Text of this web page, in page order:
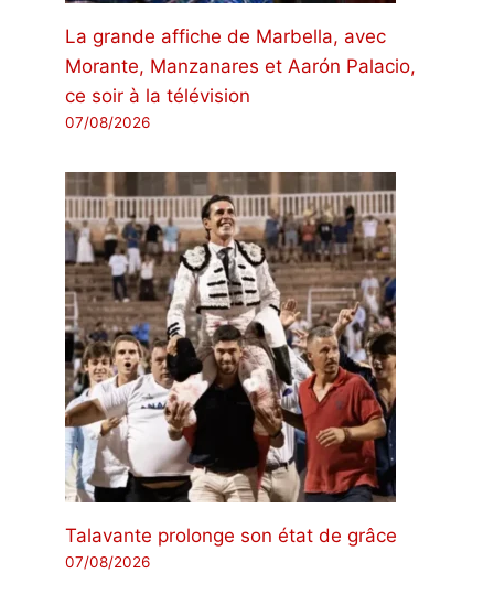
La grande affiche de Marbella, avec
Morante, Manzanares et Aarón Palacio,
ce soir à la télévision
07/08/2026
Talavante prolonge son état de grâce
07/08/2026